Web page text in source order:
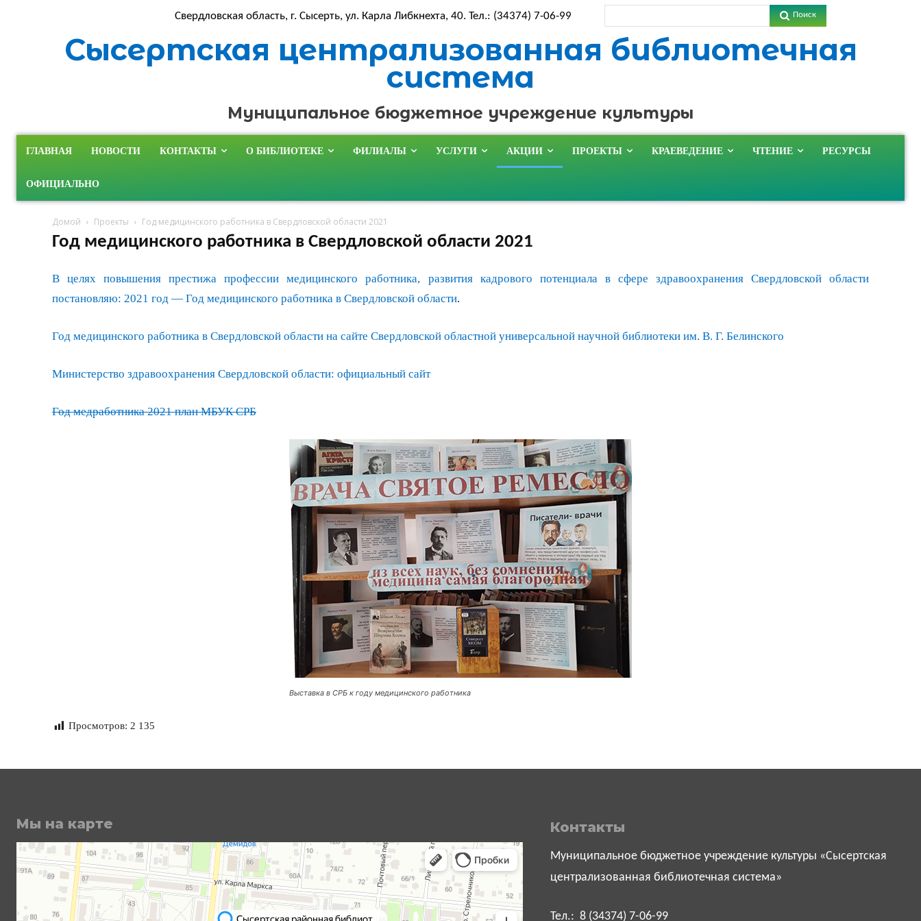
Свердловская область, г. Сысерть, ул. Карла Либкнехта, 40. Тел.: (34374) 7-06-99 Поиск
Сысертская централизованная библиотечная
система
Муниципальное бюджетное учреждение культуры
ГЛАВНАЯ НОВОСТИ КОНТАКТЫ О БИБЛИОТЕКЕ ФИЛИАЛЫ УСЛУГИ АКЦИИ ПРОЕКТЫ КРАЕВЕДЕНИЕ ЧТЕНИЕ РЕСУРСЫ
ОФИЦИАЛЬНО
Домой Проекты Год медицинского работника в Свердловской области 2021
Год медицинского работника в Свердловской области 2021
В целях повышения престижа профессии медицинского работника, развития кадрового потенциала в сфере здравоохранения Свердловской области
постановляю: 2021 год — Год медицинского работника в Свердловской области.
Год медицинского работника в Свердловской области на сайте Свердловской областной универсальной научной библиотеки им. В. Г. Белинского
Министерство здравоохранения Свердловской области: официальный сайт
Год медработника 2021 план МБУК СРБ
Выставка в СРБ к году медицинского работника
Просмотров: 2 135
Мы на карте Контакты
Муниципальное бюджетное учреждение культуры «Сысертская
централизованная библиотечная система»
Тел.: 8 (34374) 7-06-99